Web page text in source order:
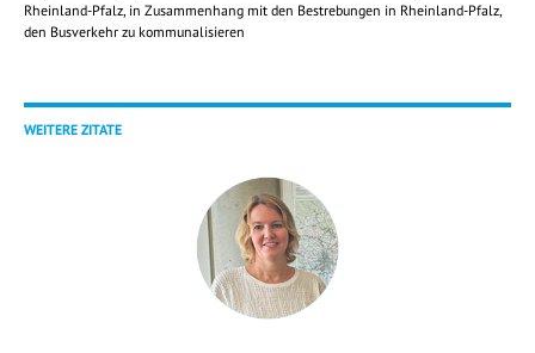
Rheinland-Pfalz, in Zusammenhang mit den Bestrebungen in Rheinland-Pfalz,
den Busverkehr zu kommunalisieren
WEITERE ZITATE